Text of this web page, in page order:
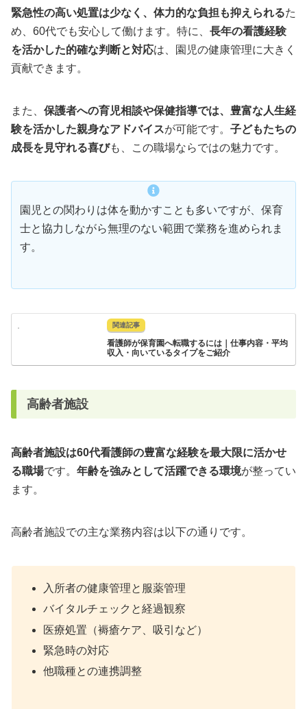
緊急性の高い処置は少なく、体力的な負担も抑えられるた
め、60代でも安心して働けます。特に、 長年の看護経験
を活かした的確な判断と対応は、園児の健康管理に大きく
貢献できます。
また、 保護者への育児相談や保健指導では、豊富な人生経
験を活かした親身なアドバイスが可能です。 子どもたちの
成長を見守れる喜びも、この職場ならではの魅力です。
園児との関わりは体を動かすことも多いですが、保育
士と協力しながら無理のない範囲で業務を進められま
す。
看護師が保育園へ転職するには｜仕事内容・平均
収入・向いているタイプをご紹介
高齢者施設
高齢者施設は60代看護師の豊富な経験を最大限に活かせ
る職場です。 年齢を強みとして活躍できる環境が整ってい
ます。
高齢者施設での主な業務内容は以下の通りです。
入所者の健康管理と服薬管理
バイタルチェックと経過観察
医療処置（褥瘡ケア、吸引など）
緊急時の対応
他職種との連携調整